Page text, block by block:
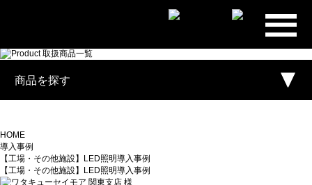
プライ
ム・スタ
社
商品を探す
HOME
導入事例
【工場・その他施設】LED照明導入事例
【工場・その他施設】LED照明導入事例